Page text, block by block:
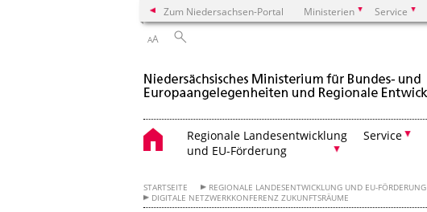
Zum Niedersachsen-Portal Ministerien Service
AA
Regionale Landesentwicklung
und EU-Förderung
Service
STARTSEITE REGIONALE LANDESENTWICKLUNG UND EU-FÖRDERUNG
DIGITALE NETZWERKKONFERENZ ZUKUNFTSRÄUME